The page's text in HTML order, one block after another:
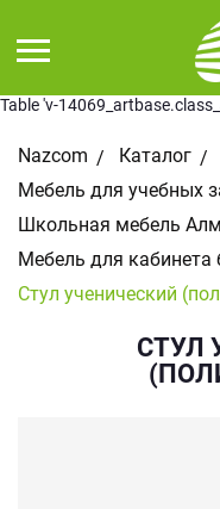
Table 'v-
Nazcom
Каталог
Мебель для учебных
Школьная мебель
Мебель для кабинета
Стул ученический
СТУЛ